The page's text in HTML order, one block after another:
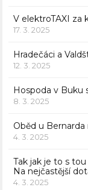
V elektroTAXI za
17. 3. 2025
Hradečáci a
12. 3. 2025
Hospoda v Buku
8. 3. 2025
Oběd u
4. 3. 2025
Tak jak je to s
Na nejčastější
4. 3. 2025